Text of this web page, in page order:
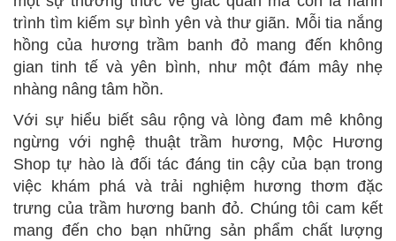
trình tìm kiếm sự bình yên và thư giãn. Mỗi tia nắng
hồng của hương trầm banh đỏ mang đến không
gian tinh tế và yên bình, như một đám mây nhẹ
nhàng nâng tâm hồn.
Với sự hiểu biết sâu rộng và lòng đam mê không
ngừng với nghệ thuật trầm hương, Mộc Hương
Shop tự hào là đối tác đáng tin cậy của bạn trong
việc khám phá và trải nghiệm hương thơm đặc
trưng của trầm hương banh đỏ. Chúng tôi cam kết
mang đến cho bạn những sản phẩm chất lượng